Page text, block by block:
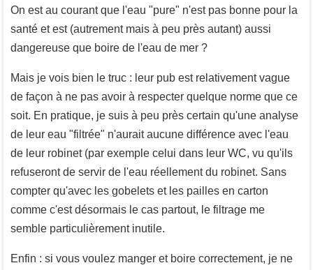
On est au courant que l'eau "pure" n'est pas bonne pour la
santé et est (autrement mais à peu près autant) aussi
dangereuse que boire de l'eau de mer ?
Mais je vois bien le truc : leur pub est relativement vague
de façon à ne pas avoir à respecter quelque norme que ce
soit. En pratique, je suis à peu près certain qu'une analyse
de leur eau "filtrée" n'aurait aucune différence avec l'eau
de leur robinet (par exemple celui dans leur WC, vu qu'ils
refuseront de servir de l'eau réellement du robinet. Sans
compter qu'avec les gobelets et les pailles en carton
comme c'est désormais le cas partout, le filtrage me
semble particulièrement inutile.
Enfin : si vous voulez manger et boire correctement, je ne